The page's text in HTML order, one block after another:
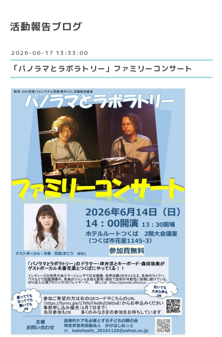
活動報告ブログ
2026-06-17 13:33:00
「パノラマとラボラトリー」ファミリーコンサート